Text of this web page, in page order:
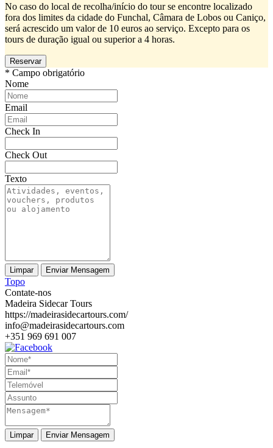
No caso do local de recolha/início do tour se encontre localizado
fora dos limites da cidade do Funchal, Câmara de Lobos ou Caniço,
será acrescido um valor de 10 euros ao serviço. Excepto para os
tours de duração igual ou superior a 4 horas.
* Campo obrigatório
Nome
Email
Check In
Check Out
Texto
Topo
Contate-nos
Madeira Sidecar Tours
https://madeirasidecartours.com/
info@madeirasidecartours.com
+351 969 691 007
Enviar Mensagem